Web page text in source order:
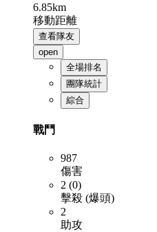
6.85km
移動距離
查看隊友
open
全場排名
團隊統計
綜合
戰鬥
987
傷害
2 (0)
擊殺 (爆頭)
2
助攻